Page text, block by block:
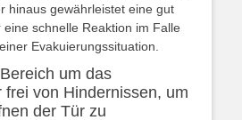
hinaus gewährleistet eine gut
schnelle Reaktion im Falle
Evakuierungssituation.
um das
frei von Hindernissen, um
der Tür zu